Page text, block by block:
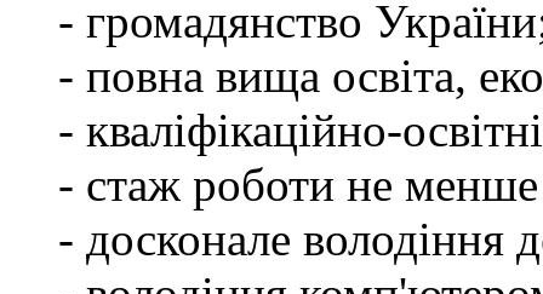
- громадянство
- повна вища освіта,
- кваліфікаційно-
- стаж роботи не менше
- досконале